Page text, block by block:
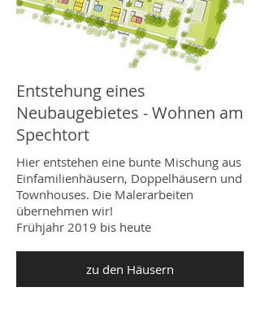
Entstehung eines
Neubaugebietes - Wohnen am
Spechtort
Hier entstehen eine bunte Mischung aus
Einfamilienhäusern, Doppelhäusern und
Townhouses. Die Malerarbeiten
übernehmen wir!
Frühjahr 2019 bis heute
zu den Häusern